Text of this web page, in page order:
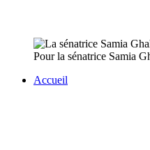
Pour la sénatrice Samia
Accueil